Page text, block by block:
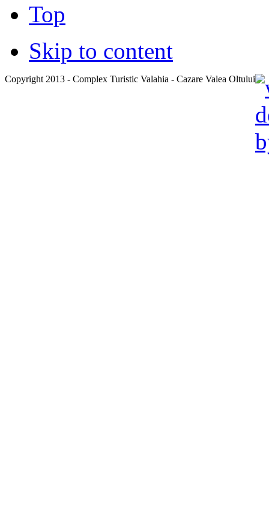
Top
Skip to content
Copyright 2013 - Complex Turistic Valahia - Cazare Valea Oltului